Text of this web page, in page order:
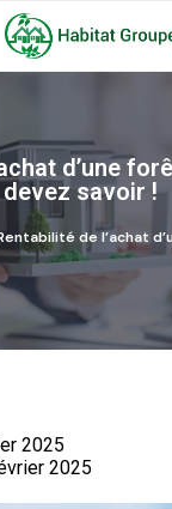
d’une
devez savoir !
de l’achat
2025
2025